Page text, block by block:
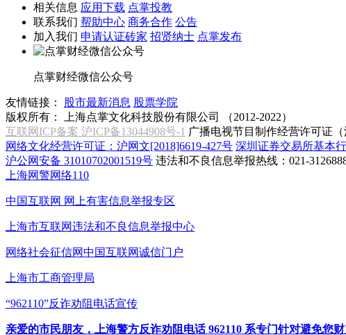
相关信息 应用下载 点掌投教
联系我们 帮助中心 商务合作 公告
加入我们 申请认证砖家 招贤纳士 点掌发布
点掌财经微信公众号
友情链接： 股市最新消息 股票学院
版权所有：
上海点掌文化科技股份有限公司 （2012-2022）
互联网ICP备案 沪ICP备13044908号-1 广播电视节目制作经营许可证
网络文化经营许可证：沪网文[2018]6619-427号 深圳证券交易所基本
沪公网安备 31010702001519号 违法和不良信息举报热线：021-
上海网警网络110
中国互联网 网上有害信息举报专区
上海市互联网违法和不良信息举报中心
网络社会征信网中国互联网诚信门户
上海市工商管理局
“962110”反诈劝阻电话宣传
亲爱的市民朋友，上海警方反诈劝阻电话 962110 系专门针对避免您